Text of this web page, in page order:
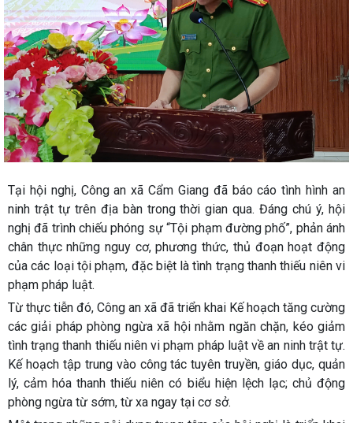
Tại hội nghị, Công an xã Cẩm Giang đã báo cáo tình hình an
ninh trật tự trên địa bàn trong thời gian qua. Đáng chú ý, hội
nghị đã trình chiếu phóng sự “Tội phạm đường phố”, phản ánh
chân thực những nguy cơ, phương thức, thủ đoạn hoạt động
của các loại tội phạm, đặc biệt là tình trạng thanh thiếu niên vi
phạm pháp luật.
Từ thực tiễn đó, Công an xã đã triển khai Kế hoạch tăng cường
các giải pháp phòng ngừa xã hội nhằm ngăn chặn, kéo giảm
tình trạng thanh thiếu niên vi phạm pháp luật về an ninh trật tự.
Kế hoạch tập trung vào công tác tuyên truyền, giáo dục, quản
lý, cảm hóa thanh thiếu niên có biểu hiện lệch lạc; chủ động
phòng ngừa từ sớm, từ xa ngay tại cơ sở.